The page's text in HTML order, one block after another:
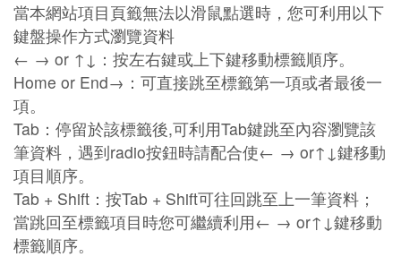
當本網站項目頁籤無法以滑鼠點選時，您可利用以下
鍵盤操作方式瀏覽資料
← → or ↑↓：按左右鍵或上下鍵移動標籤順序。
Home or End→：可直接跳至標籤第一項或者最後一
項。
Tab：停留於該標籤後,可利用Tab鍵跳至內容瀏覽該
筆資料，遇到radio按鈕時請配合使← → or↑↓鍵移動
項目順序。
Tab + Shift：按Tab + Shift可往回跳至上一筆資料；
當跳回至標籤項目時您可繼續利用← → or↑↓鍵移動
標籤順序。